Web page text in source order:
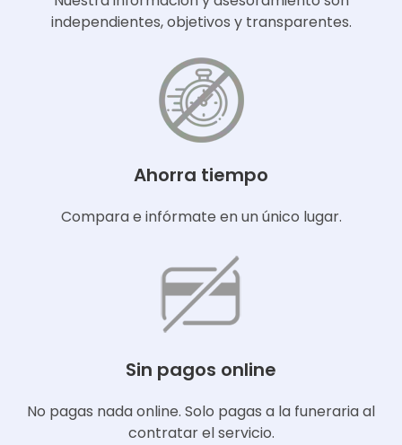
independientes, objetivos y transparentes.
Ahorra tiempo
Compara e infórmate en un único lugar.
Sin pagos online
No pagas nada online. Solo pagas a la funeraria al
contratar el servicio.